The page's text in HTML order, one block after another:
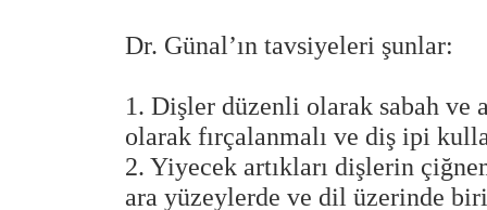
Dr. Günal’ın tavsiyeleri şunlar:
1. Dişler düzenli olarak sabah ve
olarak fırçalanmalı ve diş ipi
2. Yiyecek artıkları dişlerin
ara yüzeylerde ve dil üzerinde